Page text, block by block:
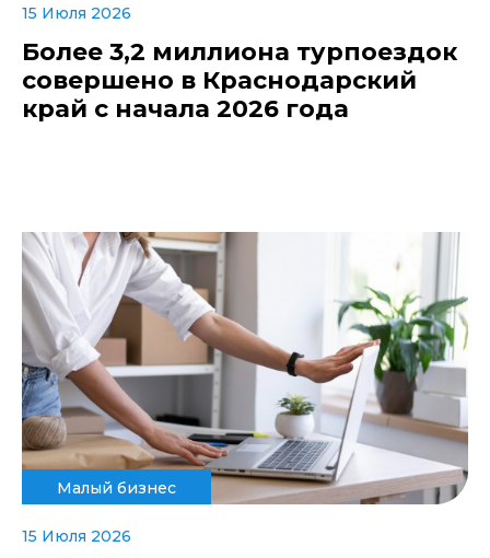
15 Июля 2026
Более 3,2 миллиона турпоездок
совершено в Краснодарский
край с начала 2026 года
Малый бизнес
15 Июля 2026